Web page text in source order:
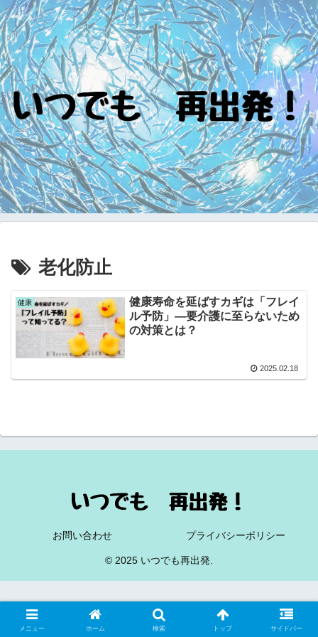
老化防止
健康
健康寿命を延ばすカギは「フレイ
ル予防」―要介護に至らないため
の対策とは？
2025.02.18
お問い合わせ プライバシーポリシー
© 2025 いつでも再出発.
メニュー ホーム 検索 トップ サイドバー